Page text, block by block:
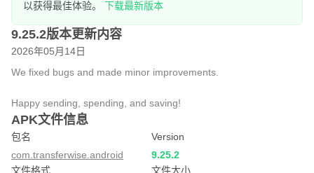
以获得最佳体验。 下载最新版本
9.25.2版本更新内容
2026年05月14日
We fixed bugs and made minor improvements.
Happy sending, spending, and saving!
APK文件信息
包名
com.transferwise.android
Version
9.25.2
文件格式
文件大小